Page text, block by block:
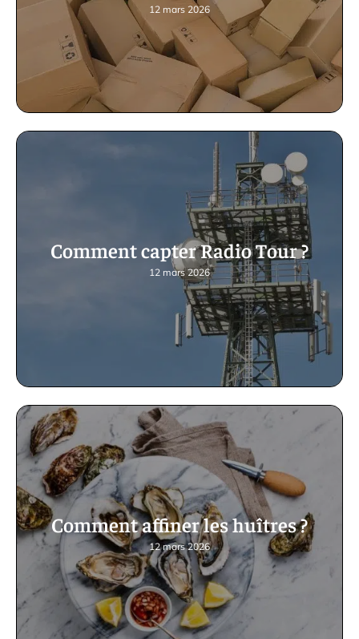
12 mars 2026
Comment capter Radio Tour ?
12 mars 2026
Comment affiner les huîtres ?
12 mars 2026